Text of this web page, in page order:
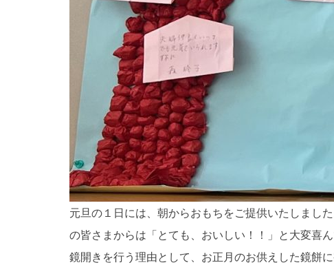
トップページ
親和園について
事業所案内
元旦の１日には、朝からおもちをご提供いたしまし
の皆さまからは「とても、おいしい！！」と大変喜ん
鏡開きを行う理由として、お正月のお供えした鏡餅